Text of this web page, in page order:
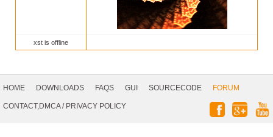
xst is offline
Navigation
HOME DOWNLOADS FAQS GUI SOURCECODE
FORUM
CONTACT,DMCA/ PRIVACY POLICY